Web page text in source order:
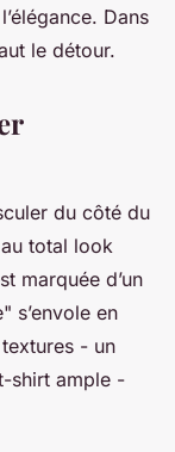
Dans
le détour.
du côté du
total look
marquée d’un
s’envole en
- un
shirt ample -